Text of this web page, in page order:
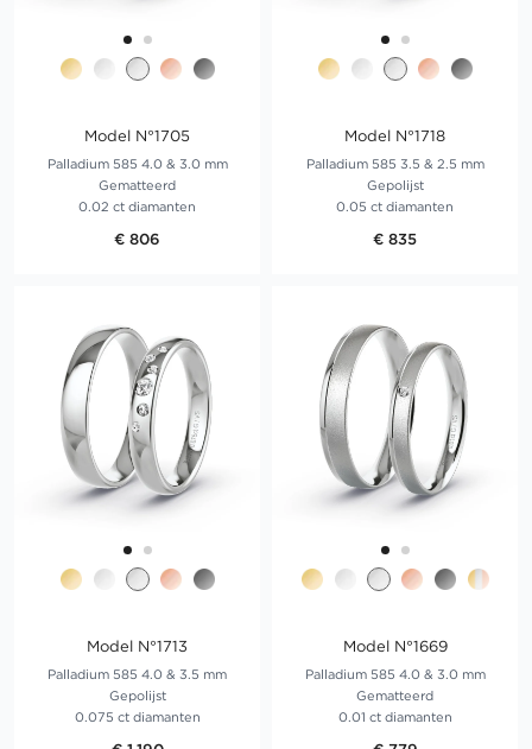
Model N°1705
Palladium 585 4.0 & 3.0 mm
Gematteerd
0.02 ct diamanten
€ 806
Model N°1718
Palladium 585 3.5 & 2.5 mm
Gepolijst
0.05 ct diamanten
€ 835
Model N°1713
Palladium 585 4.0 & 3.5 mm
Gepolijst
0.075 ct diamanten
Model N°1669
Palladium 585 4.0 & 3.0 mm
Gematteerd
0.01 ct diamanten